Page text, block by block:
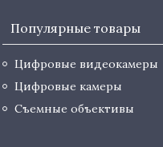
Популярные товары
Цифровые видеокамеры
Цифровые камеры
Съемные объективы